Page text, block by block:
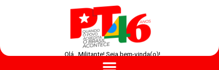
Olá , Militante! Seja bem-vinda(o)!